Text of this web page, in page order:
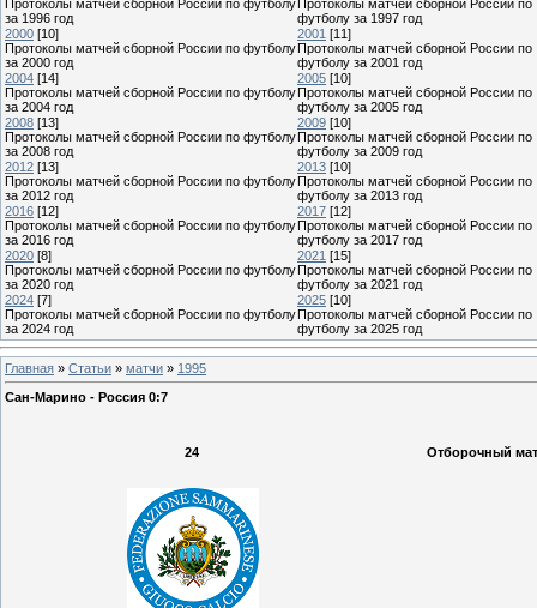
Протоколы матчей сборной России по футболу
за 1996 год
Протоколы матчей сборной России по
футболу за 1997 год
2000 [10]
Протоколы матчей сборной России по футболу
за 2000 год
2001 [11]
Протоколы матчей сборной России по
футболу за 2001 год
2004 [14]
Протоколы матчей сборной России по футболу
за 2004 год
2005 [10]
Протоколы матчей сборной России по
футболу за 2005 год
2008 [13]
Протоколы матчей сборной России по футболу
за 2008 год
2009 [10]
Протоколы матчей сборной России по
футболу за 2009 год
2012 [13]
Протоколы матчей сборной России по футболу
за 2012 год
2013 [10]
Протоколы матчей сборной России по
футболу за 2013 год
2016 [12]
Протоколы матчей сборной России по футболу
за 2016 год
2017 [12]
Протоколы матчей сборной России по
футболу за 2017 год
2020 [8]
Протоколы матчей сборной России по футболу
за 2020 год
2021 [15]
Протоколы матчей сборной России по
футболу за 2021 год
2024 [7]
Протоколы матчей сборной России по футболу
за 2024 год
2025 [10]
Протоколы матчей сборной России по
футболу за 2025 год
Главная » Статьи » матчи » 1995
Сан-Марино - Россия 0:7
24 Отборочный